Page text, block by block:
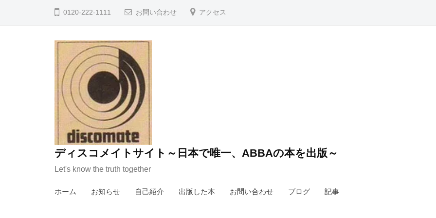
0120-222-1111 お問い合わせ アクセス
ディスコメイトサイト～日本で唯一、ABBAの本を出版～
Let's know the truth together
ホーム お知らせ 自己紹介 出版した本 お問い合わせ ブログ 記事